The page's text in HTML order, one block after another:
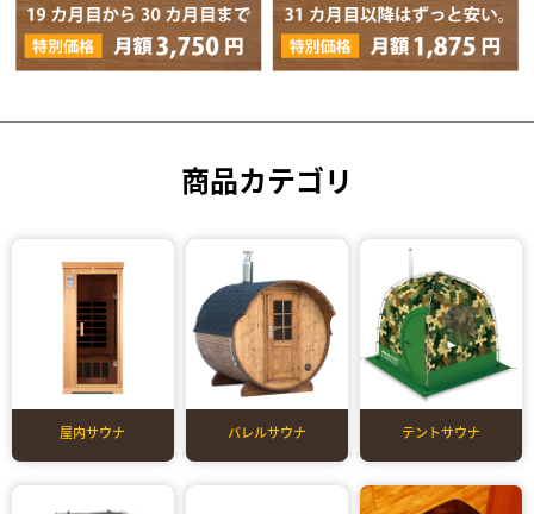
商品カテゴリ
屋内サウナ バレルサウナ テントサウナ